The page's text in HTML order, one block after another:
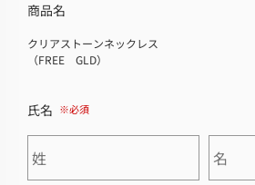
商品名
クリアストーンネックレス
（FREE GLD）
氏名